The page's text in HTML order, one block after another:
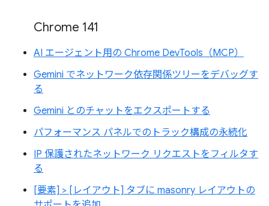
Chrome 141
AI エージェント用の Chrome DevTools（MCP）
Gemini でネットワーク依存関係ツリーをデバッグす
る
Gemini とのチャットをエクスポートする
パフォーマンス パネルでのトラック構成の永続化
IP 保護されたネットワーク リクエストをフィルタす
る
[要素] > [レイアウト] タブに masonry レイアウトの